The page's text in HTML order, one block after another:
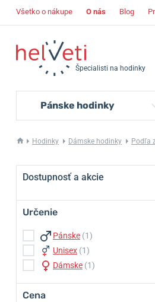
Všetko o nákupe O nás Blog
Špecialisti na hodinky
Pánske hodinky
Hodinky Dámske hodinky Podľa
Dostupnosť a akcie
Určenie
Pánske (1)
Unisex (1)
Dámske (1)
Cena